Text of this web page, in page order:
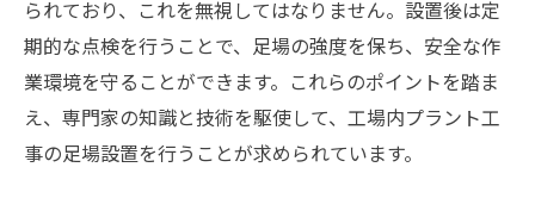
られており、これを無視してはなりません。設置後は定
期的な点検を行うことで、足場の強度を保ち、安全な作
業環境を守ることができます。これらのポイントを踏ま
え、専門家の知識と技術を駆使して、工場内プラント工
事の足場設置を行うことが求められています。